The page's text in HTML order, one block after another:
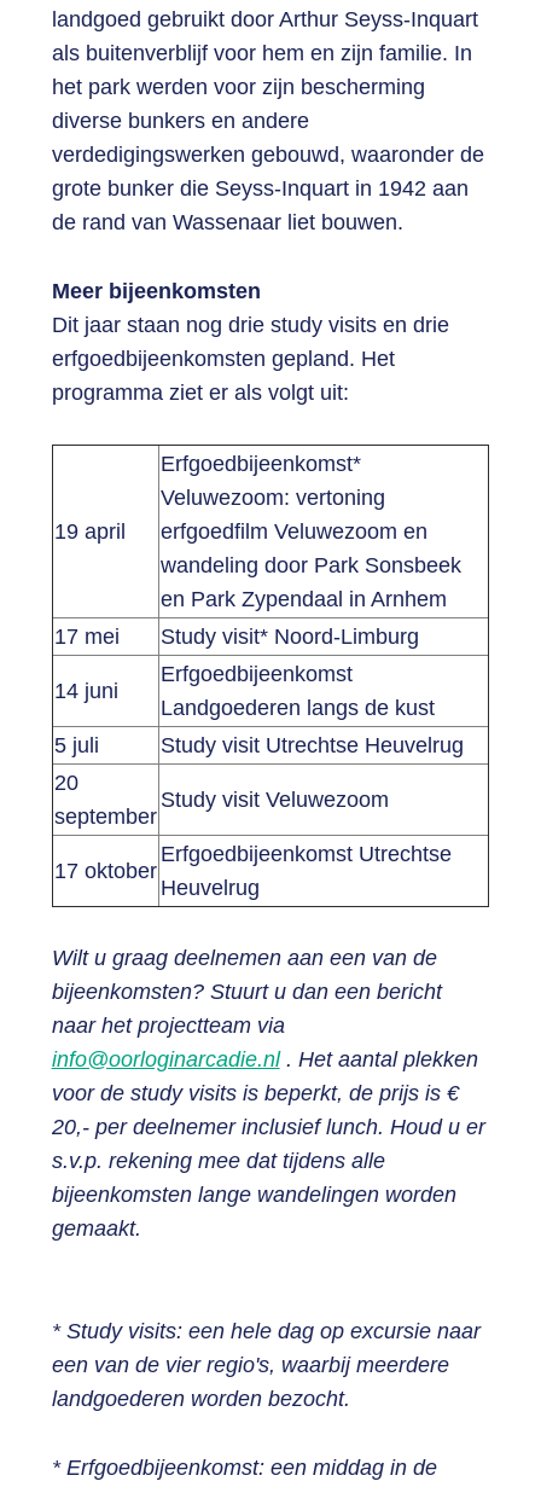
landgoed gebruikt door Arthur Seyss-Inquart
als buitenverblijf voor hem en zijn familie. In
het park werden voor zijn bescherming
diverse bunkers en andere
verdedigingswerken gebouwd, waaronder de
grote bunker die Seyss-Inquart in 1942 aan
de rand van Wassenaar liet bouwen.
Meer bijeenkomsten
Dit jaar staan nog drie study visits en drie
erfgoedbijeenkomsten gepland. Het
programma ziet er als volgt uit:
19 april
Erfgoedbijeenkomst*
Veluwezoom: vertoning
erfgoedfilm Veluwezoom en
wandeling door Park Sonsbeek
en Park Zypendaal in Arnhem
17 mei
Study visit* Noord-Limburg
14 juni
Erfgoedbijeenkomst
Landgoederen langs de kust
5 juli
Study visit Utrechtse Heuvelrug
20
september
Study visit Veluwezoom
17 oktober
Erfgoedbijeenkomst Utrechtse
Heuvelrug
Wilt u graag deelnemen aan een van de
bijeenkomsten? Stuurt u dan een bericht
naar het projectteam via
info@oorloginarcadie.nl. Het aantal plekken
voor de study visits is beperkt, de prijs is €
20,- per deelnemer inclusief lunch. Houd u er
s.v.p. rekening mee dat tijdens alle
bijeenkomsten lange wandelingen worden
gemaakt.
* Study visits: een hele dag op excursie naar
een van de vier regio's, waarbij meerdere
landgoederen worden bezocht.
* Erfgoedbijeenkomst: een middag in de